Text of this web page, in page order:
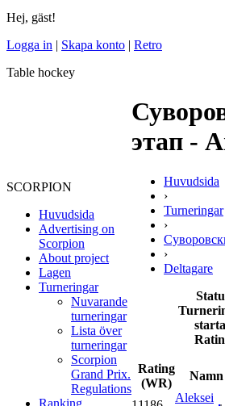
Hej, gäst!
Logga in | Skapa konto | Retro
Table hockey
SCORPION
Huvudsida
Advertising on
Scorpion
About project
Lagen
Turneringar
Nuvarande
turneringar
Lista över
turneringar
Scorpion
Grand Prix.
Regulations
Ranking
этап -
Huvudsida
›
Turneringar
›
›
Deltagare
Rating
(WR)
Namn
Aleksei